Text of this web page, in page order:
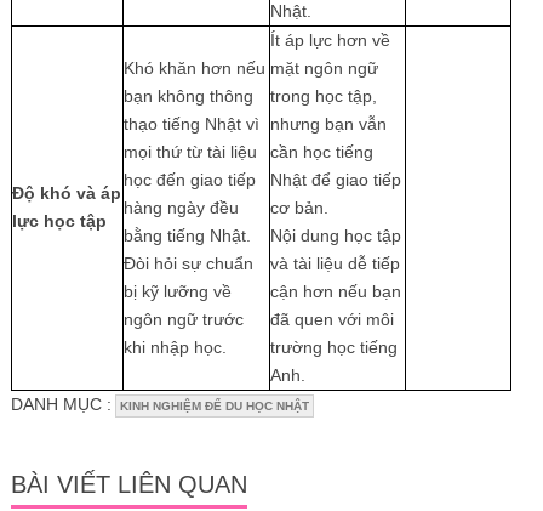
Nhật.
Độ khó và áp
lực học tập
Khó khăn hơn nếu
bạn không thông
thạo tiếng Nhật vì
mọi thứ từ tài liệu
học đến giao tiếp
hàng ngày đều
bằng tiếng Nhật.
Đòi hỏi sự chuẩn
bị kỹ lưỡng về
ngôn ngữ trước
khi nhập học.
Ít áp lực hơn về
mặt ngôn ngữ
trong học tập,
nhưng bạn vẫn
cần học tiếng
Nhật để giao tiếp
cơ bản.
Nội dung học tập
và tài liệu dễ tiếp
cận hơn nếu bạn
đã quen với môi
trường học tiếng
Anh.
DANH MỤC :
KINH NGHIỆM ĐỂ DU HỌC NHẬT
BÀI VIẾT LIÊN QUAN